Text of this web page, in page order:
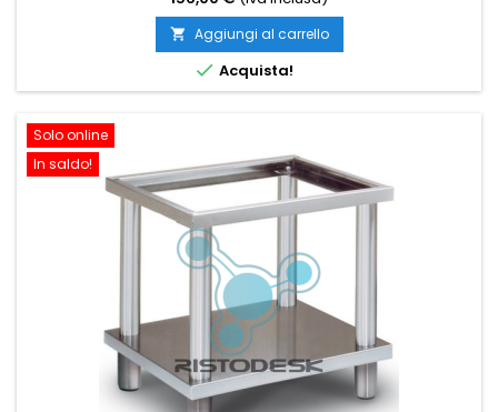
 Aggiungi al carrello
 Acquista!
Solo online
In saldo!